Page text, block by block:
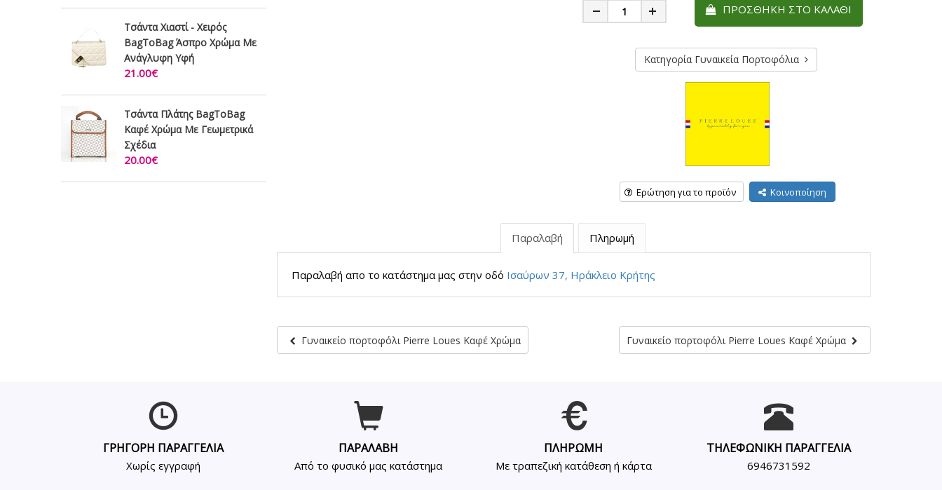
Τσάντα Χιαστί - Χειρός
BagToBag Άσπρο Χρώμα Με
Ανάγλυφη Υφή
21.00€
Τσάντα Πλάτης BagToBag
Καφέ Χρώμα Με Γεωμετρικά
Σχέδια
20.00€
Plus
ΠΡΟΣΘΉΚΗ ΣΤΟ ΚΑΛΆΘΙ
Κατηγορία Γυναικεία Πορτοφόλια
Ερώτηση για το προϊόν Κοινοποίηση
Παραλαβή Πληρωμή
Παραλαβή απο το κατάστημα μας στην οδό Ισαύρων 37, Ηράκλειο Κρήτης
Γυναικείο πορτοφόλι Pierre Loues Καφέ Χρώμα Γυναικείο πορτοφόλι Pierre Loues Καφέ Χρώμα
ΓΡΗΓΟΡΗ ΠΑΡΑΓΓΕΛΙΑ
Χωρίς εγγραφή
ΠΑΡΑΛΑΒΗ
Από το φυσικό μας κατάστημα
ΠΛΗΡΩΜΗ
Με τραπεζική κατάθεση ή κάρτα
ΤΗΛΕΦΩΝΙΚΗ ΠΑΡΑΓΓΕΛΙΑ
6946731592